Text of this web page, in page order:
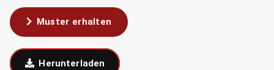
Muster erhalten
Herunterladen